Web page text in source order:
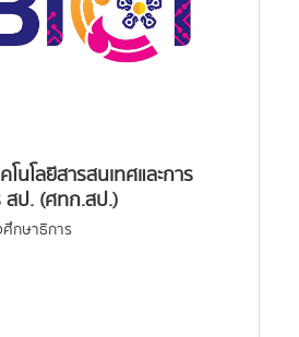
โนโลยีสารสนเทศและการ
สป. (ศทก.สป.)
ศึกษาธิการ